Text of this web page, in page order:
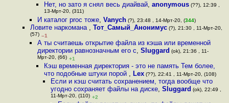
Нет, но зато я снял весь диайвай, anonymous(??), 12:39 ,
13-Мрт-20, (311)
И каталог proc тоже, Vanych(?), 23:48 , 14-Мрт-20, (344)
Ловите наркомана ,Тот_Самый_Анонимус (?), 21:30 , 11-Мрт-20,
(57) –1
А ты считаешь открытие файла из кэша или временной
директории равнозначным его с, Sluggard (ok), 21:36 , 11-
Мрт-20, (66) +1
Кэш временная директория - это не память Тем более,
что подобные штуки порой , Lex(??), 22:41 , 11-Мрт-20, (108)
Если и кэш считать сохранением, тогда вообще что
угодно сохраняет файлы на диске,Sluggard (ok), 22:49 ,
11-Мрт-20, (110) +2